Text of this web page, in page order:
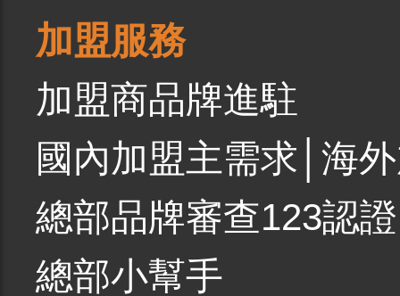
加盟服務
加盟商品牌進駐
國內加盟主需求 海
總部品牌審查123認證
總部小幫手